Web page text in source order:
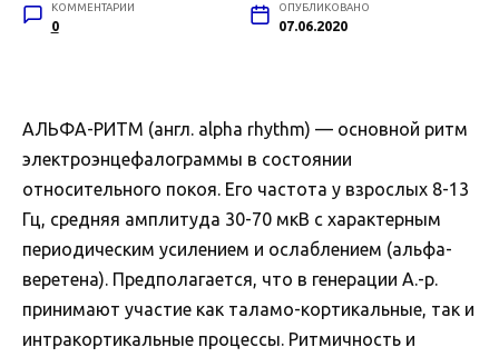
КОММЕНТАРИИ
0
ОПУБЛИКОВАНО
07.06.2020
АЛЬФА-РИТМ (англ. alpha rhythm) — основной ритм
электроэнцефалограммы в состоянии
относительного покоя. Его частота у взрослых 8-13
Гц, средняя амплитуда 30-70 мкВ с характерным
периодическим усилением и ослаблением (альфа-
веретена). Предполагается, что в генерации А.-р.
принимают участие как таламо-кортикальные, так и
интракортикальные процессы. Ритмичность и